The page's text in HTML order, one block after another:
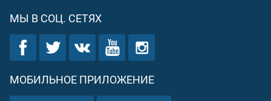
МЫ В СОЦ. СЕТЯХ
МОБИЛЬНОЕ ПРИЛОЖЕНИЕ